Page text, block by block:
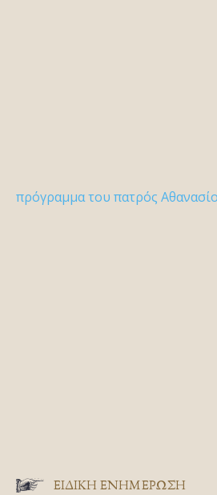
πρόγραμμα του πατρός
ΕΙΔΙΚΉ ΕΝΗΜΈΡΩΣΗ